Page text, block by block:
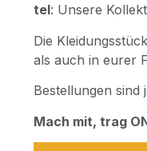
tel: Unse­re
Die
als auch in eurer
Bestel­lun­gen
Mach mit, trag